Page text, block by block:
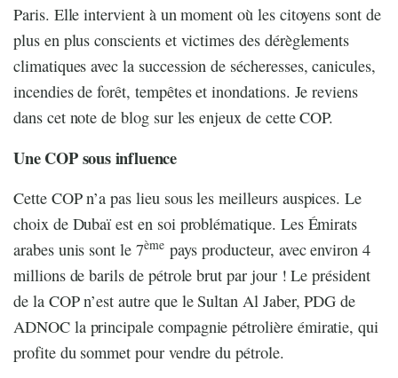
Paris. Elle intervient à un moment où les citoyens sont de
plus en plus conscients et victimes des dérèglements
climatiques avec la succession de sécheresses, canicules,
incendies de forêt, tempêtes et inondations. Je reviens
dans cet note de blog sur les enjeux de cette COP.
Une COP sous influence
Cette COP n’a pas lieu sous les meilleurs auspices. Le
choix de Dubaï est en soi problématique. Les Émirats
arabes unis sont le 7èmepays producteur, avec environ 4
millions de barils de pétrole brut par jour ! Le président
de la COP n’est autre que le Sultan Al Jaber, PDG de
ADNOC la principale compagnie pétrolière émiratie, qui
profite du sommet pour vendre du pétrole.